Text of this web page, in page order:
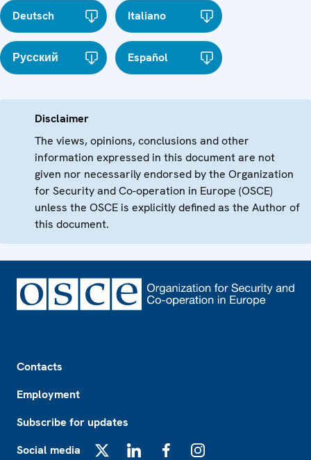
Deutsch Italiano
Русский Español
Disclaimer
The views, opinions, conclusions and other
information expressed in this document are not
given nor necessarily endorsed by the Organization
for Security and Co-operation in Europe (OSCE)
unless the OSCE is explicitly defined as the Author of
this document.
Contacts
Employment
Subscribe for updates
Social media